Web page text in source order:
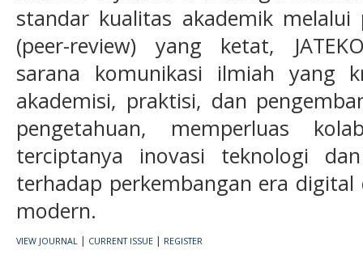
standar kualitas akademik melalui
(peer-review) yang ketat,
sarana komunikasi ilmiah yang
akademisi, praktisi, dan
pengetahuan, memperluas
terciptanya inovasi teknologi
terhadap perkembangan era
modern.
VIEW JOURNAL CURRENT ISSUE REGISTER